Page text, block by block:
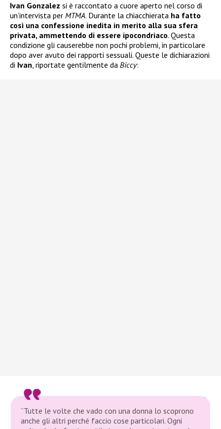
Ivan Gonzalez si è raccontato a cuore aperto nel corso di
un’intervista per MTMA. Durante la chiacchierata ha fatto
così una confessione inedita in merito alla sua sfera
privata, ammettendo di essere ipocondriaco. Questa
condizione gli causerebbe non pochi problemi, in particolare
dopo aver avuto dei rapporti sessuali. Queste le dichiarazioni
di Ivan, riportate gentilmente da Biccy:
“Tutte le volte che vado con una donna lo scoprono
anche gli altri perché faccio cose particolari. Ogni